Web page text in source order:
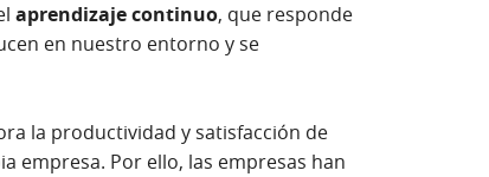
aprendizaje continuo, que responde
en nuestro entorno y se
la productividad y satisfacción de
empresa. Por ello, las empresas han